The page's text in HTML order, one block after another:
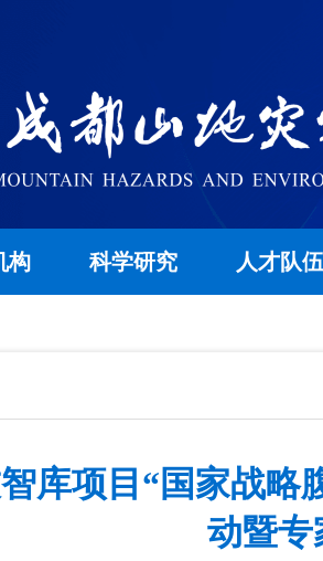
构 科学研究 人才队伍
库项目“国家战略
动暨专